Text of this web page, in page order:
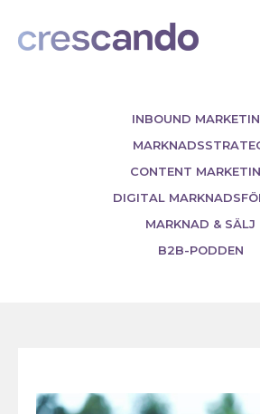
INBOUND
CONTENT
DIGITAL
MARKNAD & SÄLJ
B2B-PODDEN